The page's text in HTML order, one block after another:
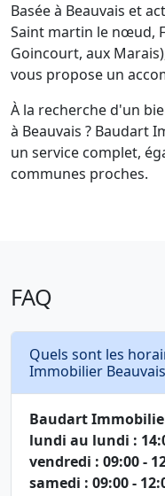
Basée à Beauvais et
Saint martin le nœud,
Goincourt, aux
vous propose un
À la recherche d'un
à Beauvais ? Baudart
un service complet,
communes proches.
FAQ
Quels sont les
Immobilier
Baudart
lundi au lundi :
vendredi : 09:00 -
samedi : 09:00 -